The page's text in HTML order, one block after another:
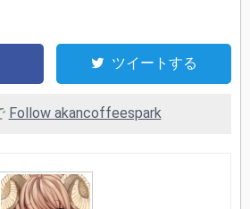
ツイートする
Follow akancoffeespark